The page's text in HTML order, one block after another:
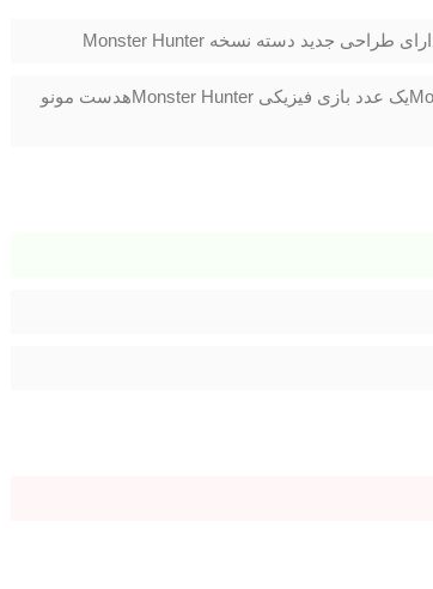
کنسول پرو یک دسته بازی Dual Shock 4 طرح Monster Hunterیک عدد بازی فیزیکی Monster Hunterهدست مونو